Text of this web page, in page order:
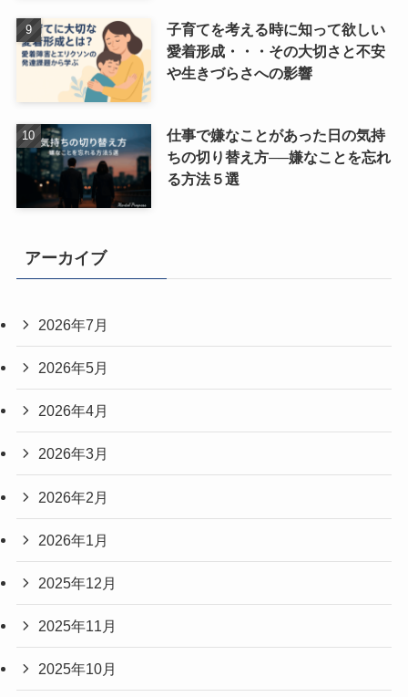
子育てを考える時に知って欲しい
愛着形成・・・その大切さと不安
や生きづらさへの影響
仕事で嫌なことがあった日の気持
ちの切り替え方──嫌なことを忘れ
る方法５選
アーカイブ
2026年7月
2026年5月
2026年4月
2026年3月
2026年2月
2026年1月
2025年12月
2025年11月
2025年10月